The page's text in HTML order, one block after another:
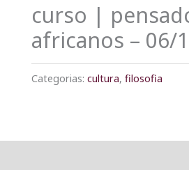
curso |
africanos – 06/
Categorias: cultura, filosofia